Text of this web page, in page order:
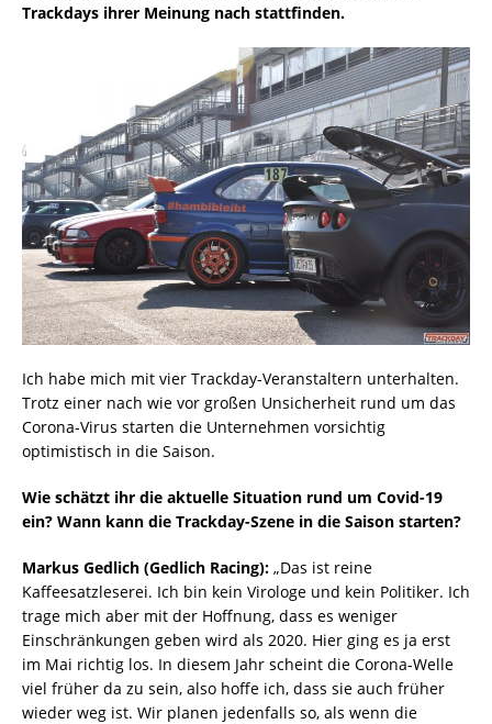
Trackdays ihrer Meinung nach stattfinden.
Ich habe mich mit vier Trackday-Veranstaltern unterhalten.
Trotz einer nach wie vor großen Unsicherheit rund um das
Corona-Virus starten die Unternehmen vorsichtig
optimistisch in die Saison.
Wie schätzt ihr die aktuelle Situation rund um Covid-19
ein? Wann kann die Trackday-Szene in die Saison starten?
Markus Gedlich (Gedlich Racing): „Das ist reine
Kaffeesatzleserei. Ich bin kein Virologe und kein Politiker. Ich
trage mich aber mit der Hoffnung, dass es weniger
Einschränkungen geben wird als 2020. Hier ging es ja erst
im Mai richtig los. In diesem Jahr scheint die Corona-Welle
viel früher da zu sein, also hoffe ich, dass sie auch früher
wieder weg ist. Wir planen jedenfalls so, als wenn die